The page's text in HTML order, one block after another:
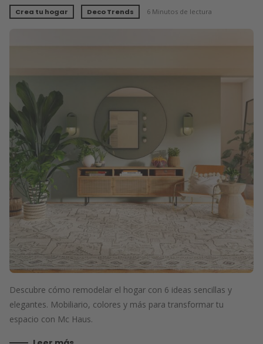
Crea tu hogar Deco Trends 6 Minutos de lectura
Descubre cómo remodelar el hogar con 6 ideas sencillas y
elegantes. Mobiliario, colores y más para transformar tu
espacio con Mc Haus.